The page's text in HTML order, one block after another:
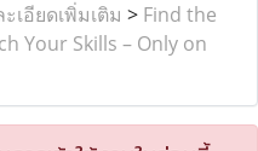
เอียดเพิ่มเติม > Find the
Your Skills – Only on